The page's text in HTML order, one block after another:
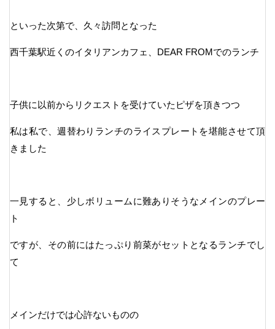
といった次第で、久々訪問となった
西千葉駅近くのイタリアンカフェ、DEAR FROMでのランチ
子供に以前からリクエストを受けていたピザを頂きつつ
私は私で、週替わりランチのライスプレートを堪能させて頂
きました
一見すると、少しボリュームに難ありそうなメインのプレー
ト
ですが、その前にはたっぷり前菜がセットとなるランチでし
て
メインだけでは心許ないものの